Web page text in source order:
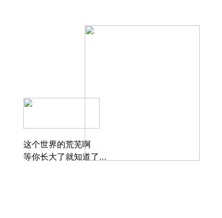
这个世界的荒芜啊
等你长大了就知道了...